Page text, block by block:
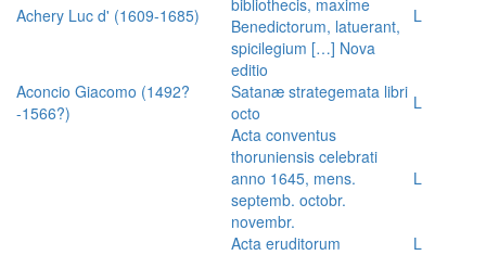
Achery Luc d' (1609-1685)
Benedictorum, latuerant,
spicilegium […] Nova
editio
L
Aconcio Giacomo (1492?
-1566?)
Satanæ strategemata libri
octo
L
Acta conventus
thoruniensis celebrati
anno 1645, mens.
septemb. octobr.
novembr.
L
Acta eruditorum
L